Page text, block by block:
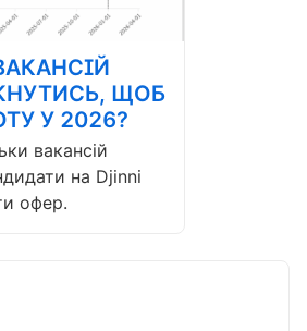
ЩОБ
У 2026?
вакансій
на Djinni
офер.